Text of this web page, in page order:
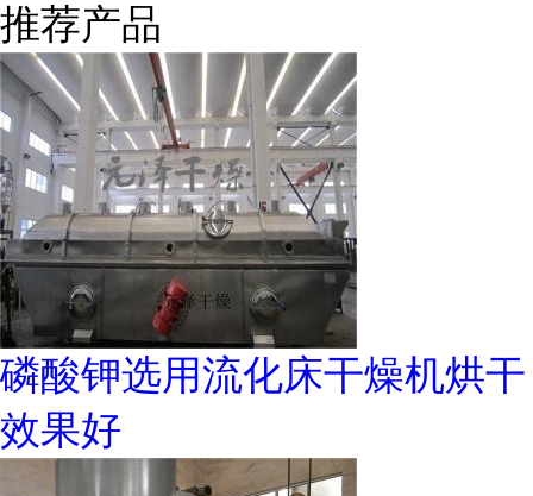
推荐产品
磷酸钾选用流化床干燥机烘干
效果好